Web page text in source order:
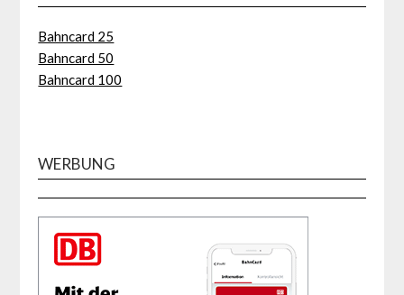
Bahncard 25
Bahncard 50
Bahncard 100
WERBUNG